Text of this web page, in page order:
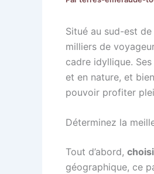
Situé au sud-est
milliers de
cadre idyllique.
et en nature, et
pouvoir profiter
Déterminez la
Tout d’abord,
géographique, ce